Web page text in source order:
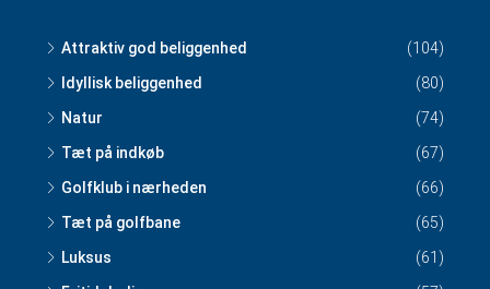
Attraktiv god beliggenhed
(104)
Idyllisk beliggenhed
(80)
Natur
(74)
Tæt på indkøb
(67)
Golfklub i nærheden
(66)
Tæt på golfbane
(65)
Luksus
(61)